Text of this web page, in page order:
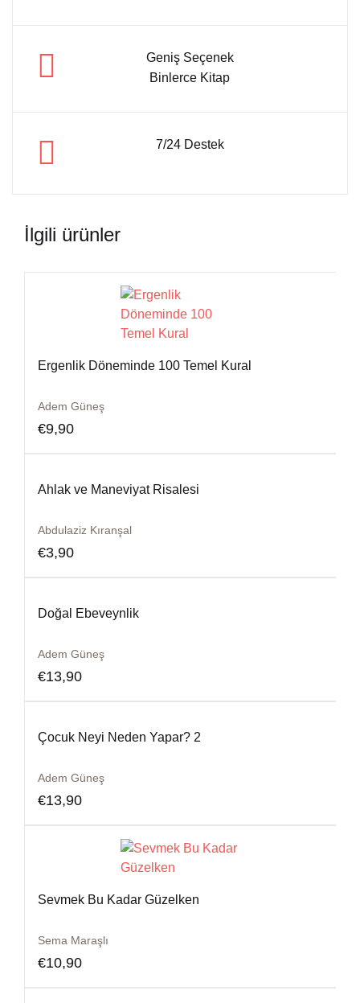
Geniş Seçenek
Binlerce Kitap
7/24 Destek
İlgili ürünler
Ergenlik Döneminde 100 Temel Kural
Adem Güneş
€9,90
Ahlak ve Maneviyat Risalesi
Abdulaziz Kıranşal
€3,90
Doğal Ebeveynlik
Adem Güneş
€13,90
Çocuk Neyi Neden Yapar? 2
Adem Güneş
€13,90
Sevmek Bu Kadar Güzelken
Sema Maraşlı
€10,90